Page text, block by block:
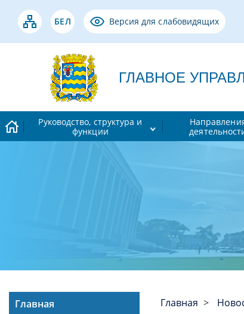
БЕЛ Версия для слабовидящих
ГЛАВНОЕ
Руководство, структура и
функции
Главная
Главная